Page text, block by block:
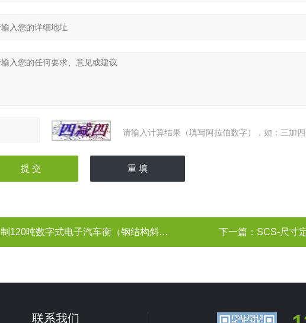
请输入计算结果（填写阿拉伯数字），如：三加
120吨数字式电子汽车衡（钢结构斜坡） 下一篇： SCS-尺寸
联系我们